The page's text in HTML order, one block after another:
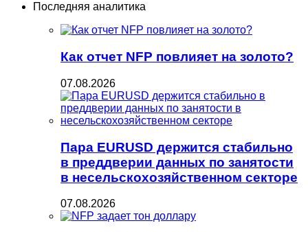
Последняя аналитика
Как отчет NFP повлияет на золото?
07.08.2026
Пара EURUSD держится стабильно
в преддверии данных по занятости
в несельскохозяйственном секторе
07.08.2026